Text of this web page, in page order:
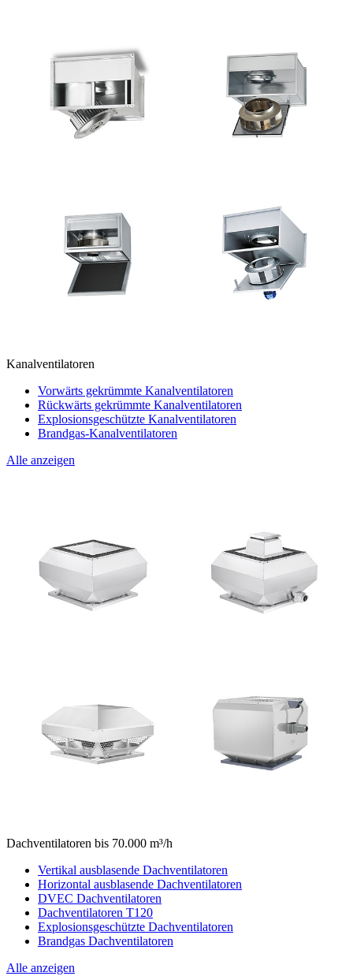
Kanalventilatoren
Vorwärts gekrümmte Kanalventilatoren
Rückwärts gekrümmte Kanalventilatoren
Explosionsgeschützte Kanalventilatoren
Brandgas-Kanalventilatoren
Alle anzeigen
Dachventilatoren bis 70.000 m³/h
Vertikal ausblasende Dachventilatoren
Horizontal ausblasende Dachventilatoren
DVEC Dachventilatoren
Dachventilatoren T120
Explosionsgeschützte Dachventilatoren
Brandgas Dachventilatoren
Alle anzeigen